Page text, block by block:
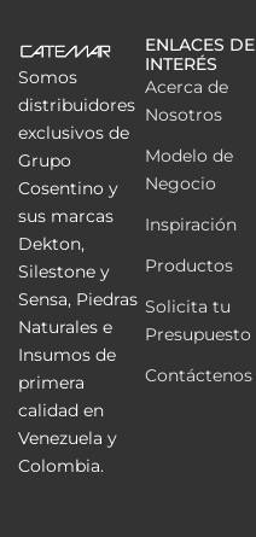
Somos
distribuidores
exclusivos de
Grupo
Cosentino y
sus marcas
Dekton,
Silestone y
Sensa, Piedras
Naturales e
Insumos de
primera
calidad en
Venezuela y
Colombia.
ENLACES DE
INTERÉS
Acerca de
Nosotros
Modelo de
Negocio
Inspiración
Productos
Solicita tu
Presupuesto
Contáctenos